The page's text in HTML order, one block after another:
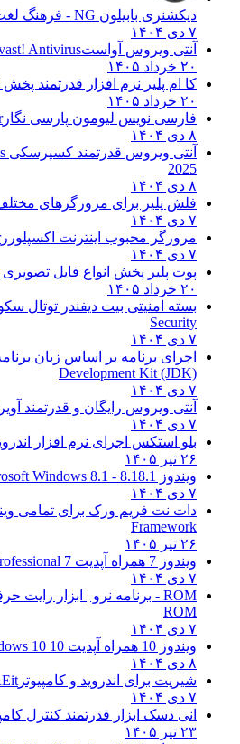
دیکشنری بابیلون NG - فرهنگ لغت کامپیوتر
۷ دی ۱۴۰۴
آنتی ویروس آواستAntivirus
۲۰ خرداد ۱۴۰۵
کا ام پلیر نرم افزار قدرتمند
۲۰ خرداد ۱۴۰۵
فارسی نویس لیومون پارسی نگار
۸ دی ۱۴۰۴
آنتی ویروس قدرتمند کسپرسکی 2025
2025
۸ دی ۱۴۰۴
فلش پلیر برای مرورگرهای
۷ دی ۱۴۰۴
مرورگر محبوب اینترنت اکسپلورر
۷ دی ۱۴۰۴
پوت پلیر پخش انواع فایل
۲۰ خرداد ۱۴۰۵
بسته امنیتی بیت دیفندر توتال
Security
۷ دی ۱۴۰۴
اجرای برنامه بر اساس زبان
Development Kit (JDK)
۷ دی ۱۴۰۴
آنتی ویروس رایگان و قدرتمند آویرا
۷ دی ۱۴۰۴
بلو استکس اجرای نرم افزار
۲۶ تیر ۱۴۰۵
ویندوز 8.1
8.1 - Microsoft Windows 8.1
۷ دی ۱۴۰۴
دات نت فریم ورک برای تمامی
Framework
۲۶ تیر ۱۴۰۵
ویندوز 7 همراه آپدیت 7 SP1
۷ دی ۱۴۰۴
ROM - برنامه نرو | ابزار رایت حرفه ای و
ROM
۷ دی ۱۴۰۴
ویندوز 10 همراه آپدیت 10 22H2
10
۸ دی ۱۴۰۴
شیریت برای اندروید و کامپیوتر
۷ دی ۱۴۰۴
انی دسک ابزار قدرتمند کنترل
۲۳ تیر ۱۴۰۵